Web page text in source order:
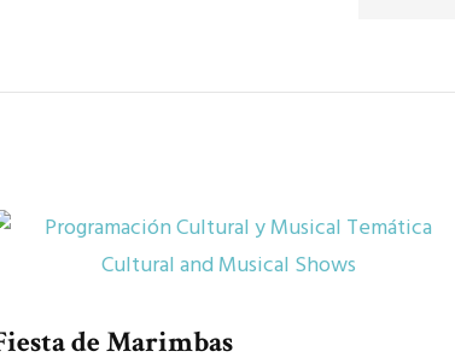
de Marimbas